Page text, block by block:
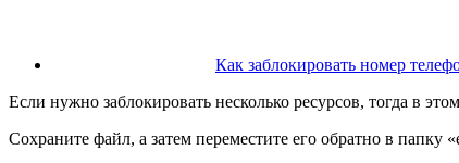
Как заблокировать номер
Если нужно заблокировать несколько ресурсов, тогда в
Сохраните файл, а затем переместите его обратно в папку